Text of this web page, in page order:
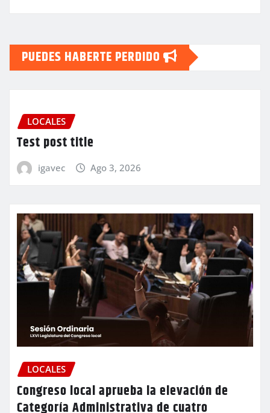
PUEDES HABERTE PERDIDO
LOCALES
Test post title
igavec Ago 3, 2026
LOCALES
Congreso local aprueba la elevación de
Categoría Administrativa de cuatro